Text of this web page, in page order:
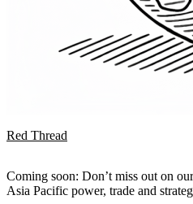
Red Thread
Coming soon: Don’t miss out on
Asia Pacific power, trade and